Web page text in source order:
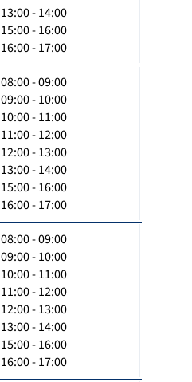
13:00 - 14:00
15:00 - 16:00
16:00 - 17:00
08:00 - 09:00
09:00 - 10:00
10:00 - 11:00
11:00 - 12:00
12:00 - 13:00
13:00 - 14:00
15:00 - 16:00
16:00 - 17:00
08:00 - 09:00
09:00 - 10:00
10:00 - 11:00
11:00 - 12:00
12:00 - 13:00
13:00 - 14:00
15:00 - 16:00
16:00 - 17:00